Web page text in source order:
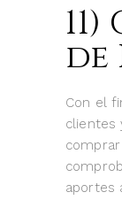
de
Con el
clientes
aportes